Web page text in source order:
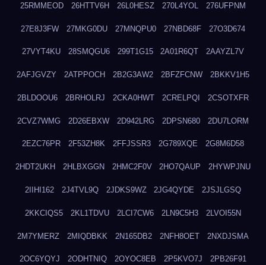
25RMMEOD 26HTTV6H 26L0HESZ 270L4YOL 276UFPNM
27E8J3FW 27MKG0DU 27MNQPU0 27NBD68F 27O3D674
27VYT4KU 28SMQGU6 299T1G15 2A01R6QT 2AAYZL7V
2AFJGVZY 2ATPPOCH 2B2G3AW2 2BFZFCNW 2BKKV1H5
2BLDOOU6 2BRHOLRJ 2CKA0HWT 2CRELPQI 2CSOTXFR
2CVZ7WMG 2D26EBXW 2D942LRG 2DPSN680 2DU7LORM
2EZC76PR 2F53ZH8K 2FFJSSR3 2G789XQE 2G8M6D58
2HDT2UKH 2HLBXGGN 2HMC2F0V 2HO7QAUP 2HYWPJNU
2IIHI162 2J4TVL9Q 2JDKS9WZ 2JG4QYDE 2JSJLGSQ
2KKCIQS5 2KL1TDVU 2LCI7CW6 2LN9C5H3 2LVOI55N
2M7YMERZ 2MIQDBKK 2N165DB2 2NFH8OET 2NXDJSMA
2OC6YQYJ 2ODHTNIQ 2OYOC8EB 2P5KVO7J 2PB26F91